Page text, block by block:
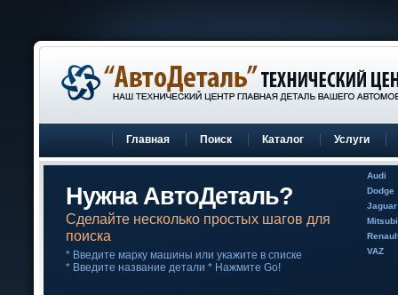
Главная Поиск Каталог Услуги
Нужна АвтоДеталь?
Сделайте несколько простых шагов для
поиска
* Введите марку машины или укажите в списке
* Введите название детали * Нажмите Go!
Audi
Dodge
Jaguar
VAZ